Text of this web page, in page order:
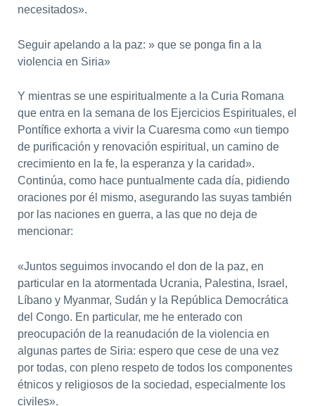
necesitados».
Seguir apelando a la paz: » que se ponga fin a la
violencia en Siria»
Y mientras se une espiritualmente a la Curia Romana
que entra en la semana de los Ejercicios Espirituales, el
Pontífice exhorta a vivir la Cuaresma como «un tiempo
de purificación y renovación espiritual, un camino de
crecimiento en la fe, la esperanza y la caridad».
Continúa, como hace puntualmente cada día, pidiendo
oraciones por él mismo, asegurando las suyas también
por las naciones en guerra, a las que no deja de
mencionar:
«Juntos seguimos invocando el don de la paz, en
particular en la atormentada Ucrania, Palestina, Israel,
Líbano y Myanmar, Sudán y la República Democrática
del Congo. En particular, me he enterado con
preocupación de la reanudación de la violencia en
algunas partes de Siria: espero que cese de una vez
por todas, con pleno respeto de todos los componentes
étnicos y religiosos de la sociedad, especialmente los
civiles».